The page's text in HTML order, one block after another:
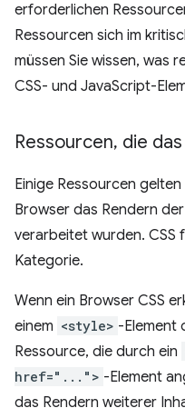
erforderlichen
Ressourcen sich im
müssen Sie wissen, was
CSS- und JavaScript-
Ressourcen, die
Einige Ressourcen
Browser das Rendern
verarbeitet wurden. CSS
Kategorie.
Wenn ein Browser CSS
einem <style> -Element
Ressource, die durch ein
href="..."> -Element
das Rendern weiterer